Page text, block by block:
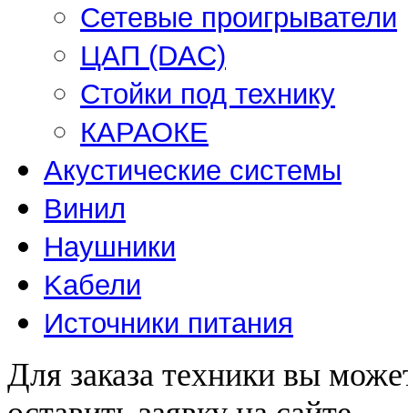
Сетевые проигрыватели
ЦАП (DAC)
Стойки под технику
КАРАОКЕ
Акустические системы
Винил
Наушники
Kабели
Источники питания
Для заказа техники вы